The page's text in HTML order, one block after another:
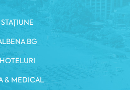
STAȚIUNE
HOTELURI
& MEDICAL